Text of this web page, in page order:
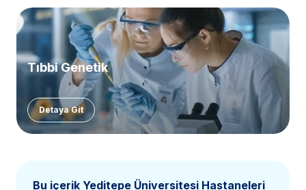
Tıbbi Genetik
Detaya Git
Bu içerik Yeditepe Üniversitesi Hastaneleri